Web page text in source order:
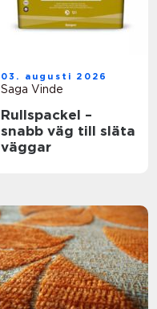
03. augusti 2026
Saga Vinde
Rullspackel –
snabb väg till släta
väggar